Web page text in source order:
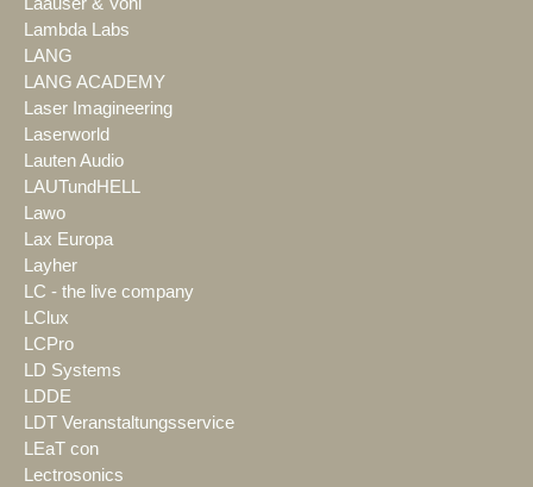
Laauser & Vohl
Lambda Labs
LANG
LANG ACADEMY
Laser Imagineering
Laserworld
Lauten Audio
LAUTundHELL
Lawo
Lax Europa
Layher
LC - the live company
LClux
LCPro
LD Systems
LDDE
LDT Veranstaltungsservice
LEaT con
Lectrosonics